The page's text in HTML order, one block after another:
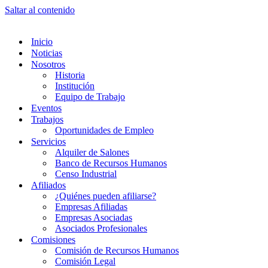
Saltar al contenido
Inicio
Noticias
Nosotros
Historia
Institución
Equipo de Trabajo
Eventos
Trabajos
Oportunidades de Empleo
Servicios
Alquiler de Salones
Banco de Recursos Humanos
Censo Industrial
Afiliados
¿Quiénes pueden afiliarse?
Empresas Afiliadas
Empresas Asociadas
Asociados Profesionales
Comisiones
Comisión de Recursos Humanos
Comisión Legal